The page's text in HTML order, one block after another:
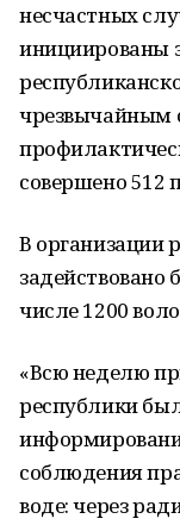
несчастных
инициированы
чрезвычайным
совершено 512
В организации
задействовано
числе 1200
«Всю неделю
республики
соблюдения
воде: через